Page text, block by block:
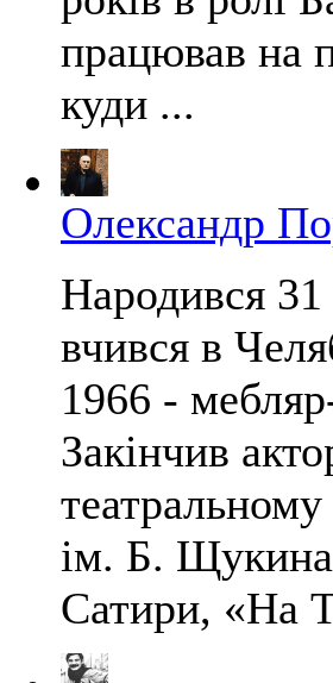
працював на
куди ...
Олександр
Народився
вчився в
1966 -
Закінчив
ім. Б. Щукина
Сатири, «На